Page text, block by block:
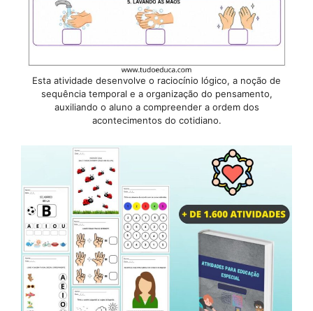
Esta atividade desenvolve o raciocínio lógico, a noção de
sequência temporal e a organização do pensamento,
auxiliando o aluno a compreender a ordem dos
acontecimentos do cotidiano.